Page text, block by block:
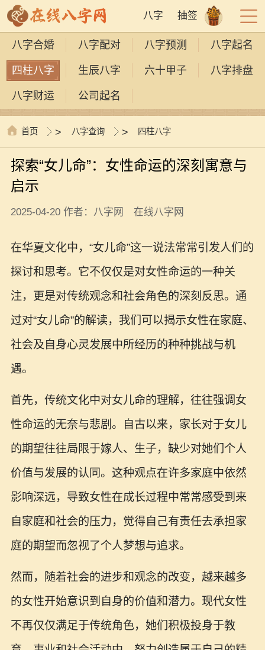
八字 抽签
八字合婚 八字配对 八字预测 八字起名
四柱八字 生辰八字 六十甲子 八字排盘
八字财运 公司起名
首页 > 八字查询 > 四柱八字
探索“女儿命”：女性命运的深刻寓意与
启示
2025-04-20 作者：八字网 在线八字网
在华夏文化中，“女儿命”这一说法常常引发人们的
探讨和思考。它不仅仅是对女性命运的一种关
注，更是对传统观念和社会角色的深刻反思。通
过对“女儿命”的解读，我们可以揭示女性在家庭、
社会及自身心灵发展中所经历的种种挑战与机
遇。
首先，传统文化中对女儿命的理解，往往强调女
性命运的无奈与悲剧。自古以来，家长对于女儿
的期望往往局限于嫁人、生子，缺少对她们个人
价值与发展的认同。这种观点在许多家庭中依然
影响深远，导致女性在成长过程中常常感受到来
自家庭和社会的压力，觉得自己有责任去承担家
庭的期望而忽视了个人梦想与追求。
然而，随着社会的进步和观念的改变，越来越多
的女性开始意识到自身的价值和潜力。现代女性
不再仅仅满足于传统角色，她们积极投身于教